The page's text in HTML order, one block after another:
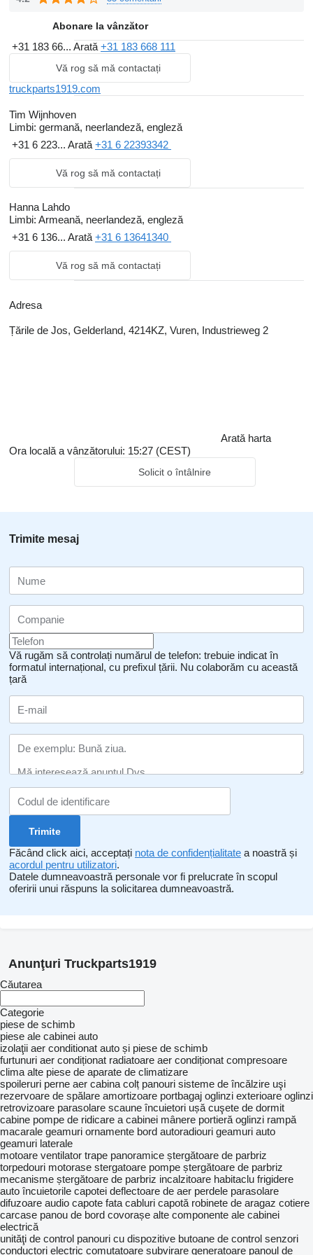
Powered by Kleyn
Truckparts1919is powered by Kleyn, worldwide trader of
separate business at the Kleyn premises in the Netherlands.
Kleyn is our biggest supplier of vehicles we disassemble, and we
are main supplier for the Kleyn Services workshops (trucks and
light commercial vehicles).
Abonare la vânzător
+31 183 66... Arată +31 183 668 111
Vă rog să mă contactați
truckparts1919.com
Tim Wijnhoven
Limbi: germană, neerlandeză, engleză
+31 6 223... Arată+31 6 22393342
Vă rog să mă contactați
Hanna Lahdo
Limbi: Armeană, neerlandeză, engleză
+31 6 136... Arată+31 6 13641340
Vă rog să mă contactați
Adresa
Țările de Jos, Gelderland, 4214KZ, Vuren, Industrieweg 2
Arată harta
Ora locală a vânzătorului: 15:27 (CEST)
Solicit o întâlnire
Trimite mesaj
Vă rugăm să controlați numărul de telefon: trebuie indicat în
formatul internațional, cu prefixul țării. Nu colaborăm cu această
țară
Făcând click aici, acceptați nota de confidențialitate a noastră și
acordul pentru utilizatori.
Datele dumneavoastră personale vor fi prelucrate în scopul
oferirii unui răspuns la solicitarea dumneavoastră.
Anunţuri Truckparts1919
Căutarea
Categorie
piese de schimb
piese ale cabinei auto
izolaţii aer conditionat auto și piese de schimb
furtunuri aer condiționat radiatoare aer condiționat compresoare
clima alte piese de aparate de climatizare
spoileruri perne aer cabina colț panouri sisteme de încălzire uşi
rezervoare de spălare amortizoare portbagaj oglinzi exterioare oglinzi
retrovizoare parasolare scaune încuietori ușă cuşete de dormit
cabine pompe de ridicare a cabinei mânere portieră oglinzi rampă
macarale geamuri ornamente bord autoradiouri geamuri auto
geamuri laterale
motoare ventilator trape panoramice ștergătoare de parbriz
torpedouri motorase stergatoare pompe ștergătoare de parbriz
mecanisme ștergătoare de parbriz incalzitoare habitaclu frigidere
auto încuietorile capotei deflectoare de aer perdele parasolare
difuzoare audio capote fata cabluri capotă robinete de aragaz cotiere
carcase panou de bord covorașe alte componente ale cabinei
electrică
unităţi de control panouri cu dispozitive butoane de control senzori
conductori electric comutatoare subvirare generatoare panoul de